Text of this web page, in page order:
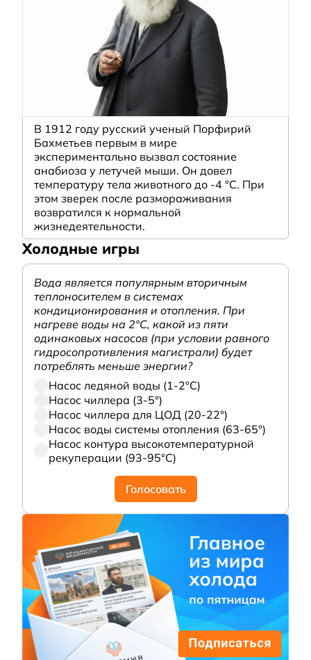
В 1912 году русский ученый Порфирий
Бахметьев первым в мире
экспериментально вызвал состояние
анабиоза у летучей мыши. Он довел
температуру тела животного до -4 °C. При
этом зверек после размораживания
возвратился к нормальной
жизнедеятельности.
Холодные игры
Вода является популярным вторичным
теплоносителем в системах
кондиционирования и отопления. При
нагреве воды на 2°С, какой из пяти
одинаковых насосов (при условии равного
гидросопротивления магистрали) будет
потреблять меньше энергии?
Насос ледяной воды (1-2°С)
Насос чиллера (3-5°)
Насос чиллера для ЦОД (20-22°)
Насос воды системы отопления (63-65°)
Насос контура высокотемпературной
рекуперации (93-95°С)
Голосовать